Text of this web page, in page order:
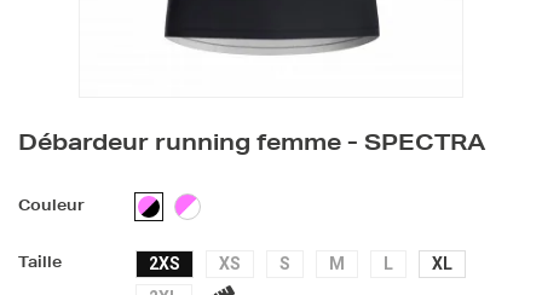
Débardeur running femme - SPECTRA
Couleur ROSE/NOIRROSE/BLANC
Taille 2XS XS S M L
XL